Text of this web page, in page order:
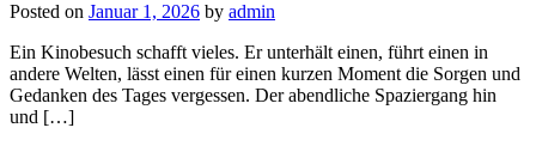
Posted on Januar 1, 2026 by admin
Ein Kinobesuch schafft vieles. Er unterhält einen, führt einen in
andere Welten, lässt einen für einen kurzen Moment die Sorgen und
Gedanken des Tages vergessen. Der abendliche Spaziergang hin
und […]